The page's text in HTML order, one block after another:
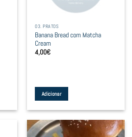
03. PRATOS
Banana Bread com Matcha
Cream
4,00€
Adicionar